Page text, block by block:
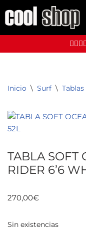
Saltar
contenido
Inicio \ Surf \ Tablas
TABLA SOFT
RIDER 6’6
270,00€
Sin existencias